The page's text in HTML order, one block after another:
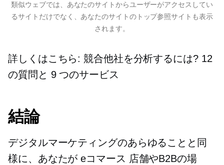
類似ウェブでは、あなたのサイトからユーザーがアクセスしてい
るサイトだけでなく、あなたのサイトのトップ参照サイトも表示
されます。
詳しくはこちら: 競合他社を分析するには? 12
の質問と 9 つのサービス
結論
デジタルマーケティングのあらゆることと同
様に、あなたがeコマース 店舗やB2Bの場